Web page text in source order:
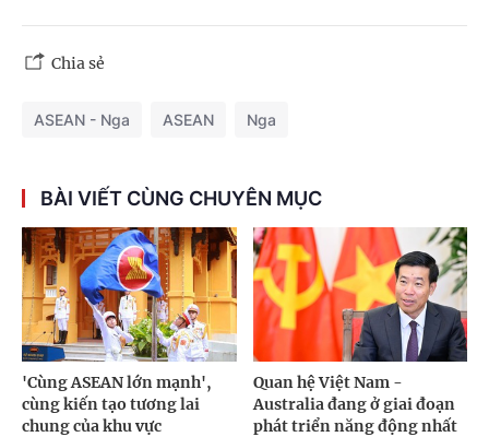
Chia sẻ
ASEAN - Nga ASEAN Nga
BÀI VIẾT CÙNG CHUYÊN MỤC
'Cùng ASEAN lớn mạnh',
cùng kiến tạo tương lai
chung của khu vực
Quan hệ Việt Nam -
Australia đang ở giai đoạn
phát triển năng động nhất